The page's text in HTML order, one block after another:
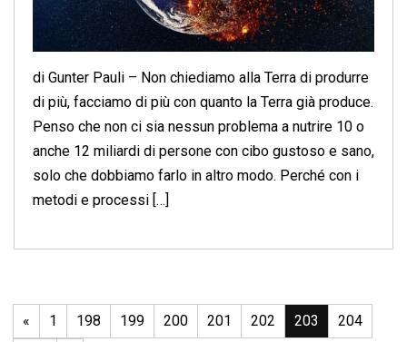
di Gunter Pauli – Non chiediamo alla Terra di produrre
di più, facciamo di più con quanto la Terra già produce.
Penso che non ci sia nessun problema a nutrire 10 o
anche 12 miliardi di persone con cibo gustoso e sano,
solo che dobbiamo farlo in altro modo. Perché con i
metodi e processi […]
« 1 198 199 200 201 202 203
204